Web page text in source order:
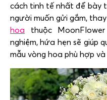
cách tinh tế nhất để bày
người muốn gửi gắm,
hoa thuộc
nghiệm, hứa hẹn sẽ giúp
mẫu vòng hoa phù hợp